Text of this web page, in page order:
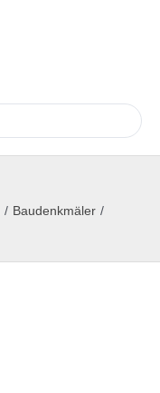
/ Baudenkmäler /